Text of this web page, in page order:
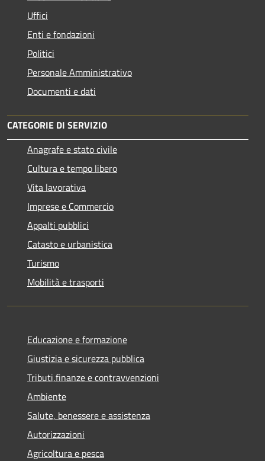
Uffici
Enti e fondazioni
Politici
Personale Amministrativo
Documenti e dati
CATEGORIE DI SERVIZIO
Anagrafe e stato civile
Cultura e tempo libero
Vita lavorativa
Imprese e Commercio
Appalti pubblici
Catasto e urbanistica
Turismo
Mobilità e trasporti
Educazione e formazione
Giustizia e sicurezza pubblica
Tributi,finanze e contravvenzioni
Ambiente
Salute, benessere e assistenza
Autorizzazioni
Agricoltura e pesca